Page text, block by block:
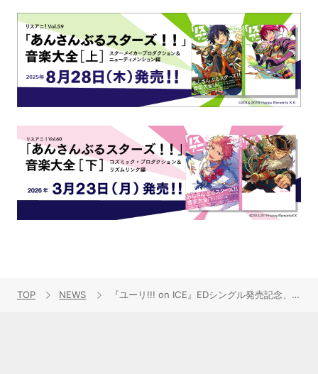
TOP NEWS 『ユーリ!!! on ICE』EDシングル発売記念、羽多野 渉フリーライブ大阪・千葉で決定！